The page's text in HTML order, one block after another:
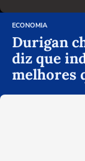
ECONOMIA
Durigan
diz que
melhores